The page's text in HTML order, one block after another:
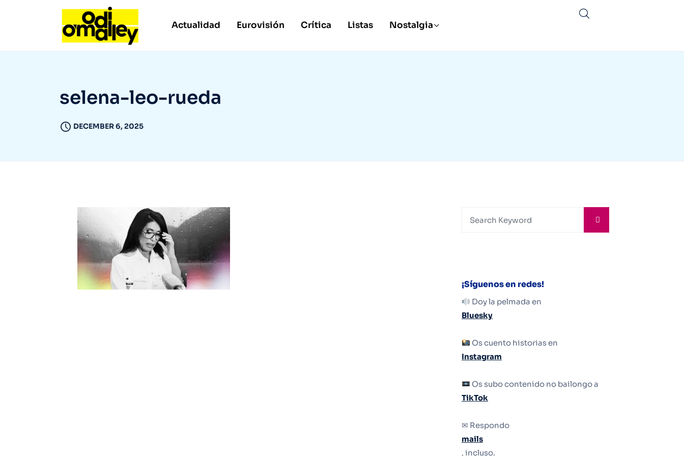
Actualidad Eurovisión Crítica Listas Nostalgia
selena-leo-rueda
DECEMBER 6, 2025
¡Síguenos en redes!
Doy la pelmada en
Bluesky
Os cuento historias en
Instagram
Os subo contenido no bailongo a
TikTok
✉ Respondo
mails
, incluso.